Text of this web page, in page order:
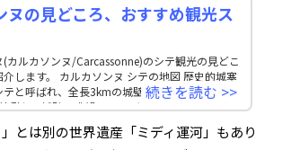
の見どころ、おすすめ観光ス
ルカソンヌ/Carcassonne)のシテ観光の見どこ
します。 カルカソンヌ シテの地図 歴史的城塞
と呼ばれ、全長3kmの城壁に覆われています。
側から城壁の眺望、の2つを楽しむことができま
続きを読む >>
とは別の世界遺産「ミディ運河」もあり